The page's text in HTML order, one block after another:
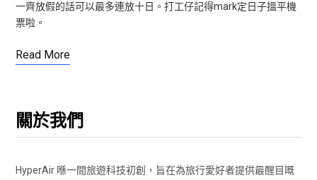
一齊放假的話可以最多連放十日。打工仔記得mark定日子搵平機
票啦。
Read More
關於我們
HyperAir 喺一間旅遊科技初創，旨在為旅行愛好者提供最醒目嘅